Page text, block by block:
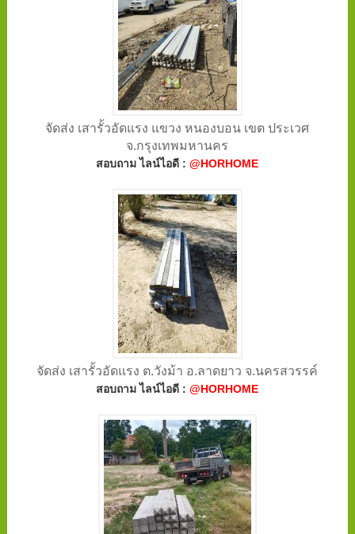
จัดส่ง เสารั้วอัดแรง แขวง หนองบอน เขต ประเวศ
จ.กรุงเทพมหานคร
สอบถาม ไลน์ไอดี :@HORHOME
จัดส่ง เสารั้วอัดแรง ต.วังม้า อ.ลาดยาว จ.นครสวรรค์
สอบถาม ไลน์ไอดี :@HORHOME